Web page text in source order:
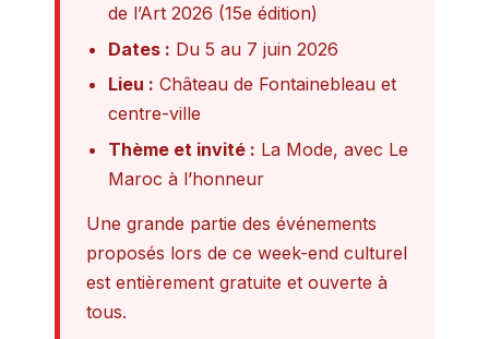
de l’Art 2026 (15e édition)
Dates : Du 5 au 7 juin 2026
Lieu : Château de Fontainebleau et
centre-ville
Thème et invité : La Mode, avec Le
Maroc à l’honneur
Une grande partie des événements
proposés lors de ce week-end culturel
est entièrement gratuite et ouverte à
tous.